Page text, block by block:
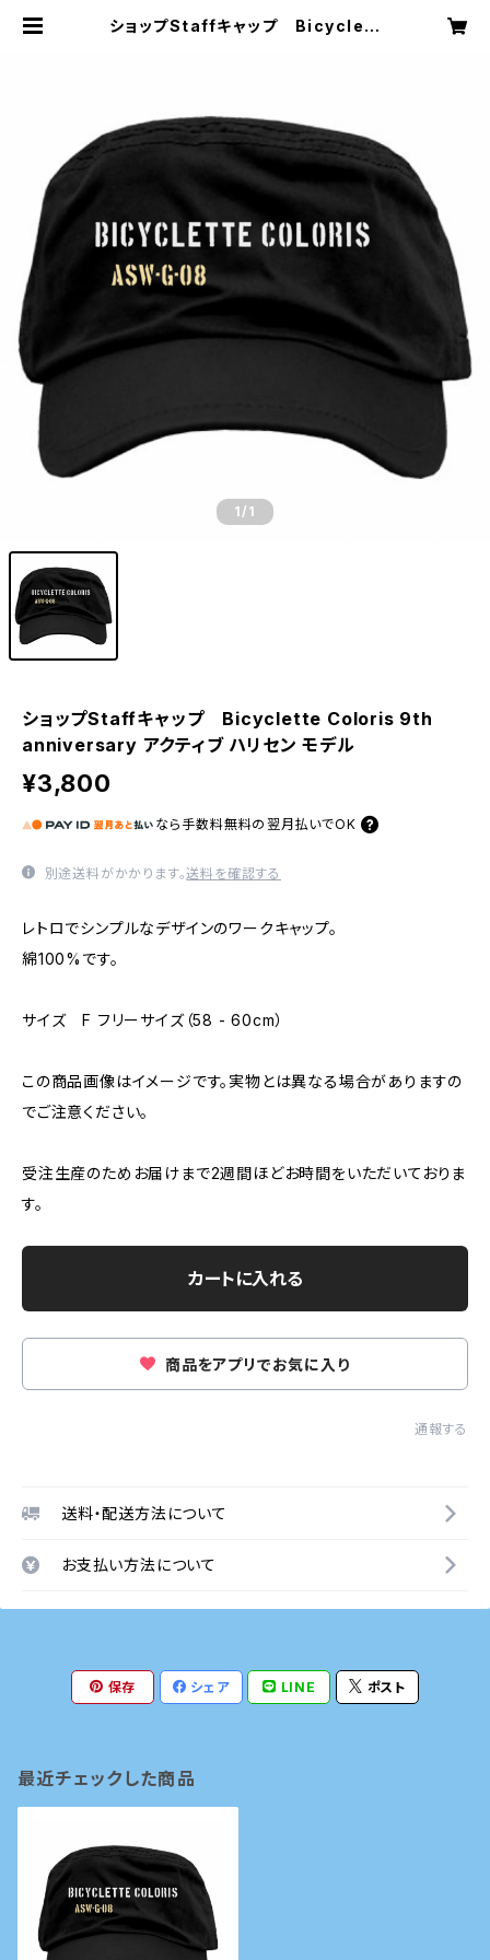
ショップStaffキャップ Bicyclett
1 /1
ショップStaffキャップ Bicyclette Coloris 9th
anniversary アクティブ ハリセン モデル
¥3,800
なら 手数料無料の 翌月払いでOK
別途送料がかかります。送料を確認する
レトロでシンプルなデザインのワークキャップ。
綿100%です。
サイズ F フリーサイズ（58 - 60cm）
この商品画像はイメージです。実物とは異なる場合がありますの
でご注意ください。
受注生産のためお届けまで2週間ほどお時間をいただいておりま
す。
カートに入れる
商品をアプリでお気に入り
通報する
送料・配送方法について
お支払い方法について
保存 シェア LINE ポスト
最近チェックした商品